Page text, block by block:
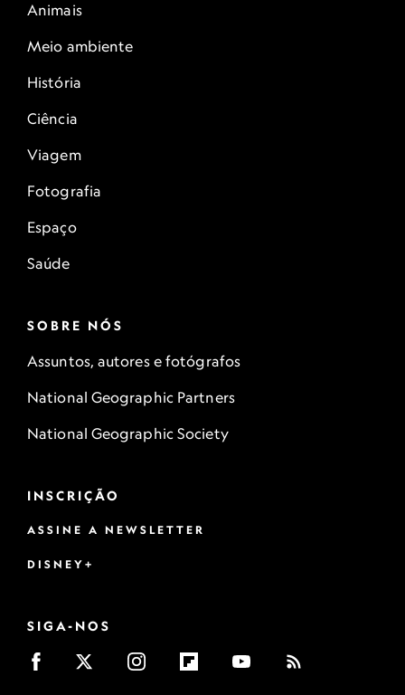
Animais
Meio ambiente
História
Ciência
Viagem
Fotografia
Espaço
Saúde
SOBRE NÓS
Assuntos, autores e fotógrafos
National Geographic Partners
National Geographic Society
INSCRIÇÃO
ASSINE A NEWSLETTER
DISNEY+
SIGA-NOS